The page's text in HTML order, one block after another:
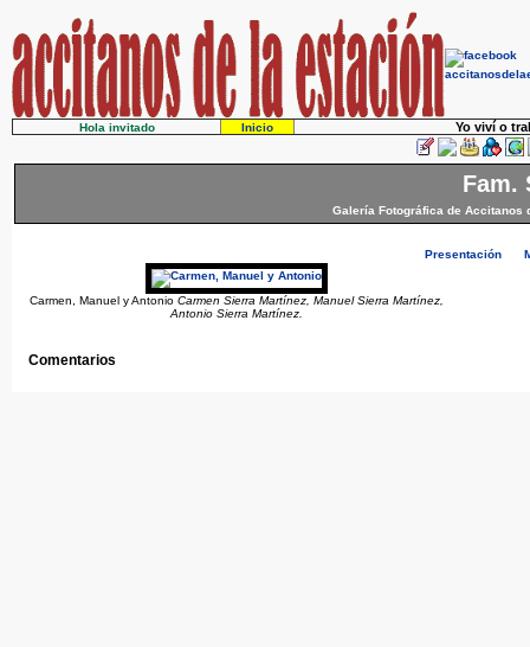
Hola invitado Inicio Yo viví o
Fam.
Galería Fotográfica de Accitanos
Presentación
Carmen, Manuel y Antonio Carmen Sierra Martínez, Manuel Sierra Martínez,
Antonio Sierra Martínez.
Comentarios